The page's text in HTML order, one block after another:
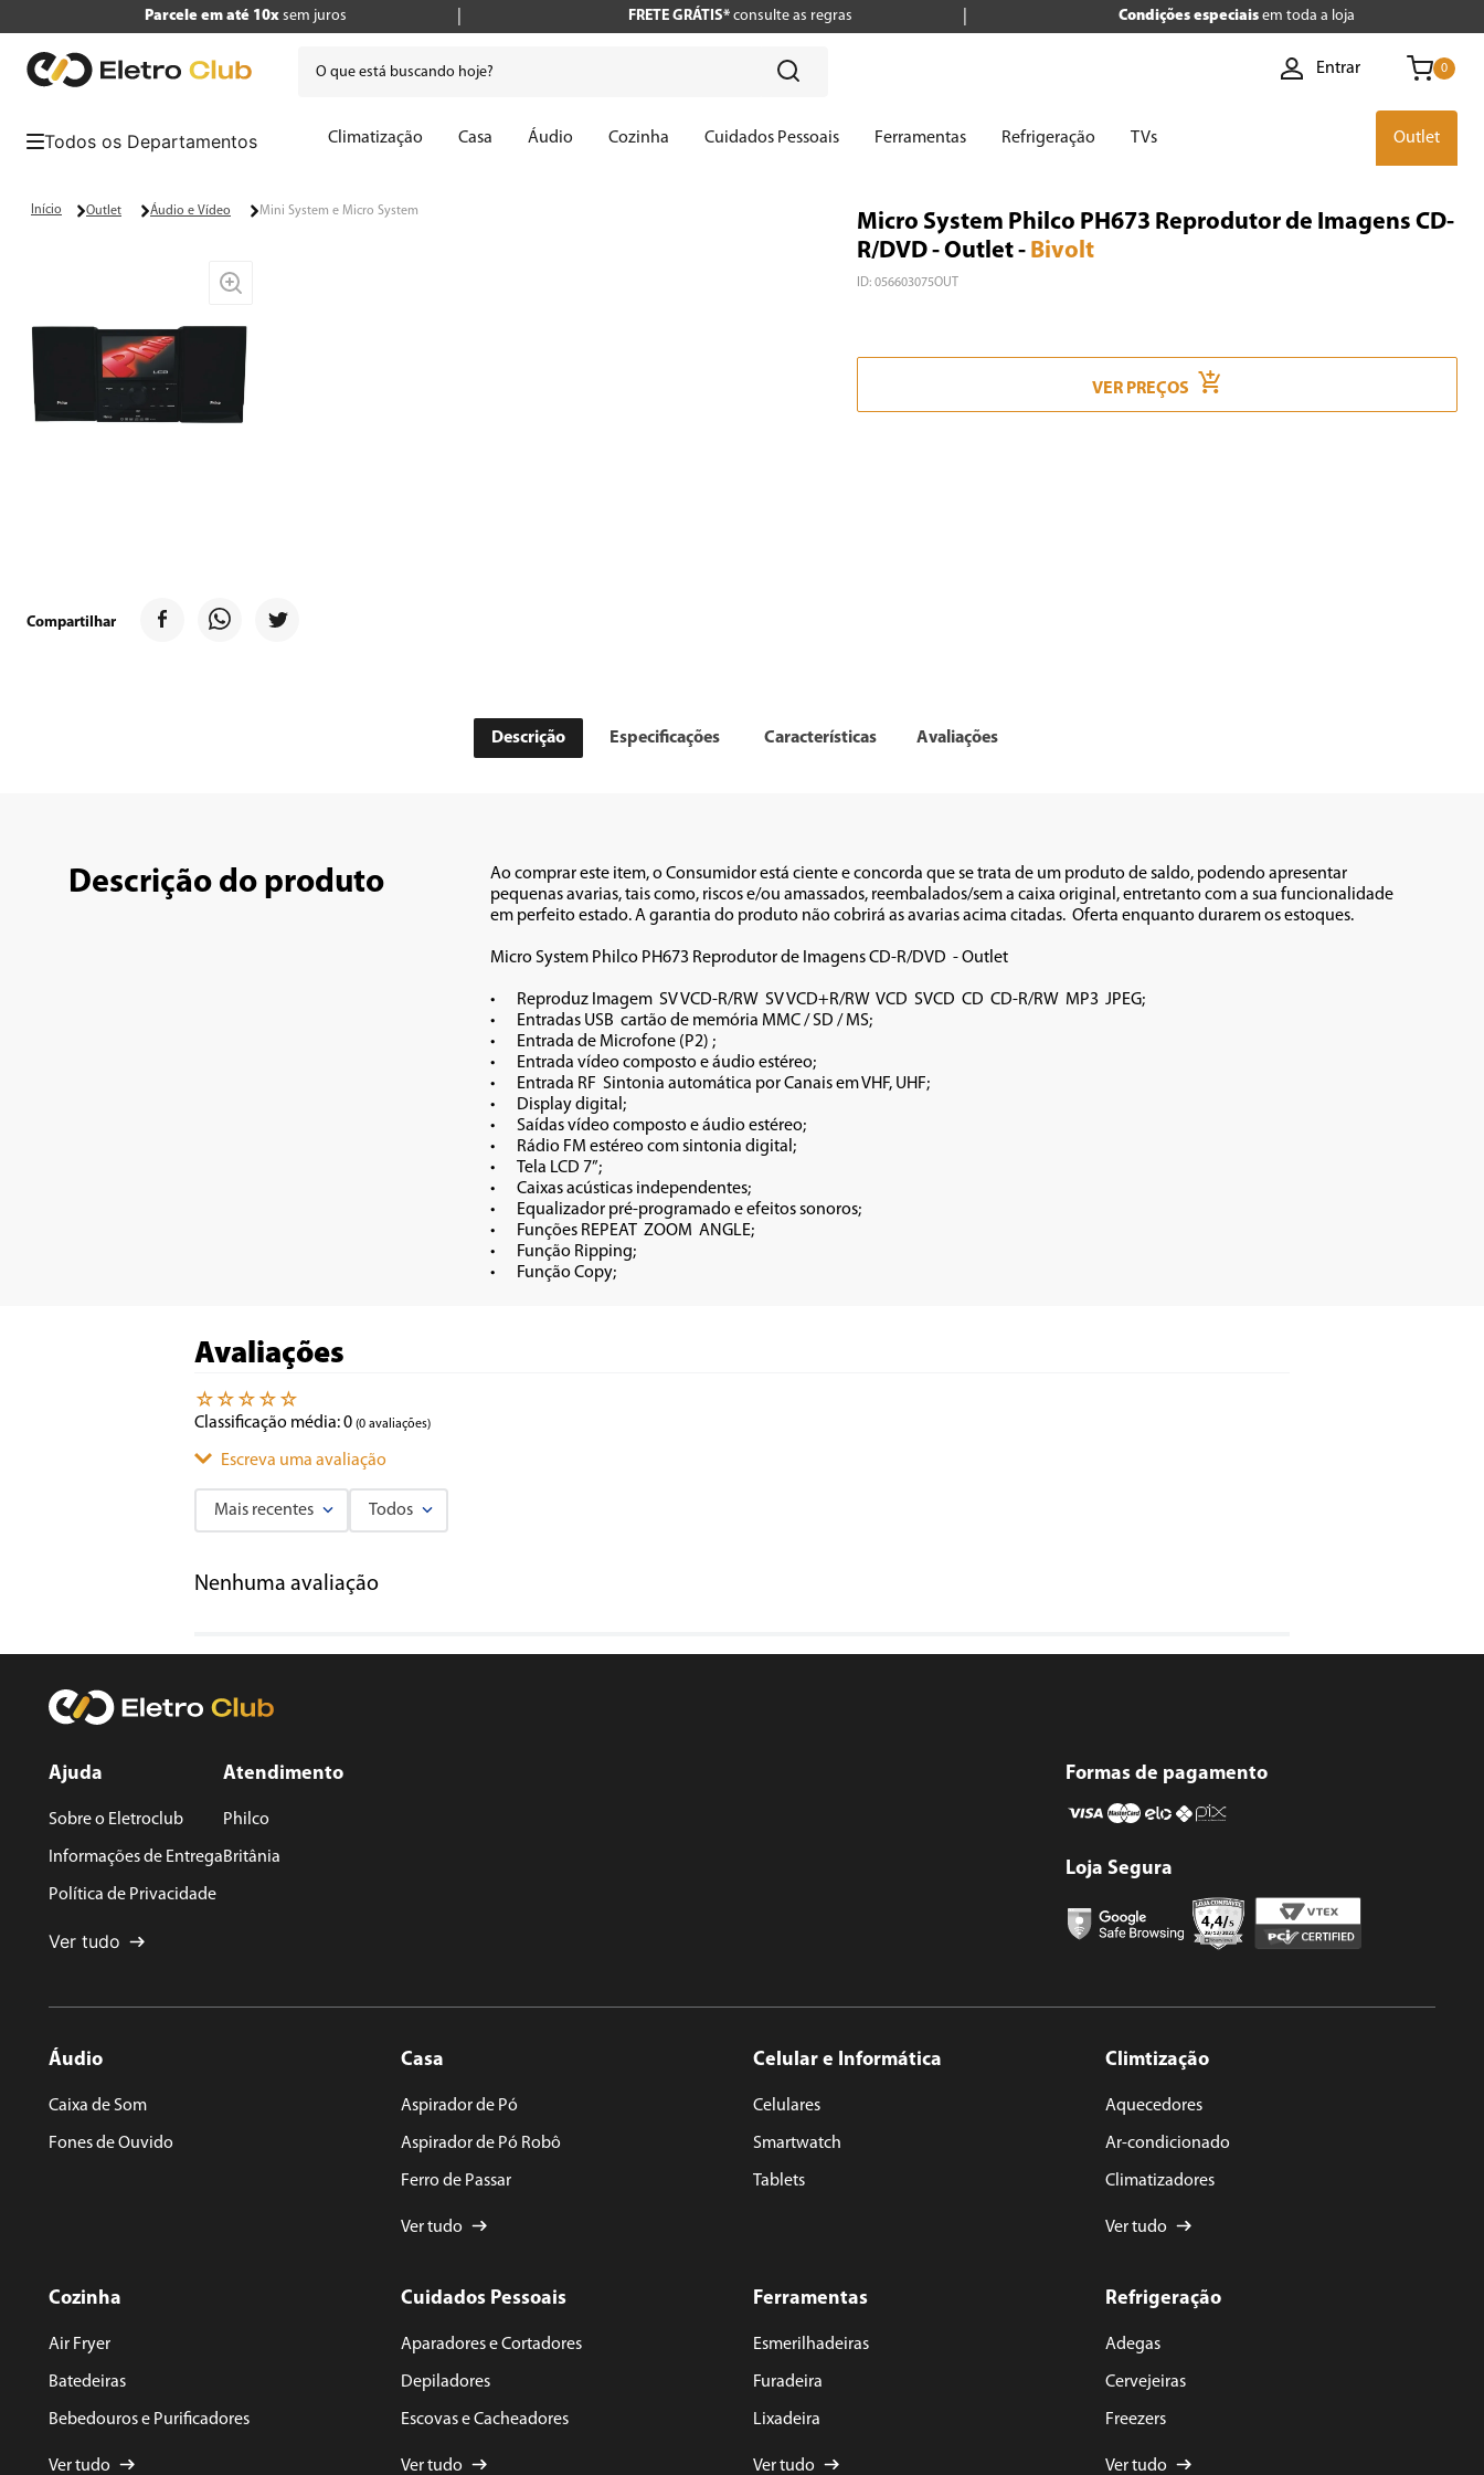
Parcele em até 10xsem juros FRETE GRÁTIS*consulte as regras Condições especiais em toda a loja
Entrar 0
Climatização Casa Áudio Cozinha Cuidados Pessoais Ferramentas Refrigeração TVs Outlet
Outlet Áudio e Vídeo Mini System e Micro System
Compartilhar
Micro System Philco PH673 Reprodutor de Imagens CD-
R/DVD - Outlet- Bivolt
ID: 056603075OUT
VER PREÇOS
Descrição Especificações Características Avaliações
Descrição do produto
Ao comprar este item, o Consumidor está ciente e concorda que se trata de um produto de saldo, podendo apresentar
pequenas avarias, tais como, riscos e/ou amassados, reembalados/sem a caixa original, entretanto com a sua funcionalidade
em perfeito estado. A garantia do produto não cobrirá as avarias acima citadas.  Oferta enquanto durarem os estoques.
Micro System Philco PH673 Reprodutor de Imagens CD-R/DVD  - Outlet
•	Reproduz Imagem  SV VCD-R/RW  SV VCD+R/RW  VCD  SVCD  CD  CD-R/RW  MP3  JPEG;
•	Entradas USB  cartão de memória MMC / SD / MS;
•	Entrada de Microfone (P2) ;
•	Entrada vídeo composto e áudio estéreo;
•	Entrada RF  Sintonia automática por Canais em VHF, UHF;
•	Display digital;
•	Saídas vídeo composto e áudio estéreo;
•	Rádio FM estéreo com sintonia digital;
•	Tela LCD 7”;
•	Caixas acústicas independentes;
•	Equalizador pré-programado e efeitos sonoros;
•	Funções REPEAT  ZOOM  ANGLE;
•	Função Ripping;
•	Função Copy;
Avaliações
☆ ☆ ☆ ☆ ☆
Classificação média: 0 (0 avaliações)
Escreva uma avaliação
Título
★★
Mais recentes Todos
Nenhuma avaliação
Ajuda
Sobre o Eletroclub
Informações de Entrega
Política de Privacidade
Ver tudo
Atendimento
Philco
Britânia
Formas de pagamento
Loja Segura
Áudio
Caixa de Som
Fones de Ouvido
Casa
Aspirador de Pó
Aspirador de Pó Robô
Ferro de Passar
Ver tudo
Celular e Informática
Celulares
Smartwatch
Tablets
Climtização
Aquecedores
Ar-condicionado
Climatizadores
Ver tudo
Cozinha
Air Fryer
Batedeiras
Bebedouros e Purificadores
Ver tudo
Cuidados Pessoais
Aparadores e Cortadores
Depiladores
Escovas e Cacheadores
Ver tudo
Ferramentas
Esmerilhadeiras
Furadeira
Lixadeira
Ver tudo
Refrigeração
Adegas
Cervejeiras
Freezers
Ver tudo